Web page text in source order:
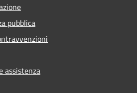
pubblica
assistenza